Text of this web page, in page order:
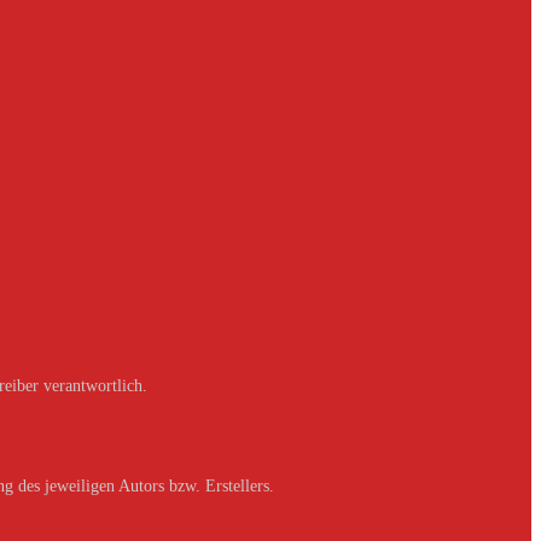
verantwortlich.
des jeweiligen Autors bzw. Erstellers.